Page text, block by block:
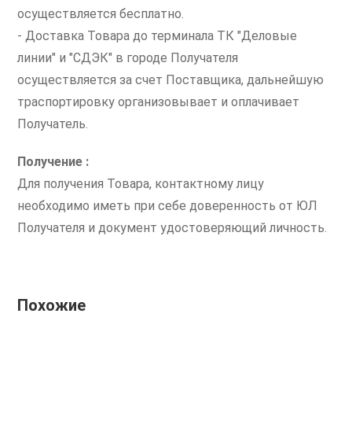
осуществляется бесплатно.
- Доставка Товара до терминала ТК "Деловые
линии" и "СДЭК" в городе Получателя
осуществляется за счет Поставщика, дальнейшую
траспортировку организовывает и оплачивает
Получатель.
Получение :
Для получения Товара, контактному лицу
необходимо иметь при себе доверенность от ЮЛ
Получателя и документ удостоверяющий личность.
Похожие